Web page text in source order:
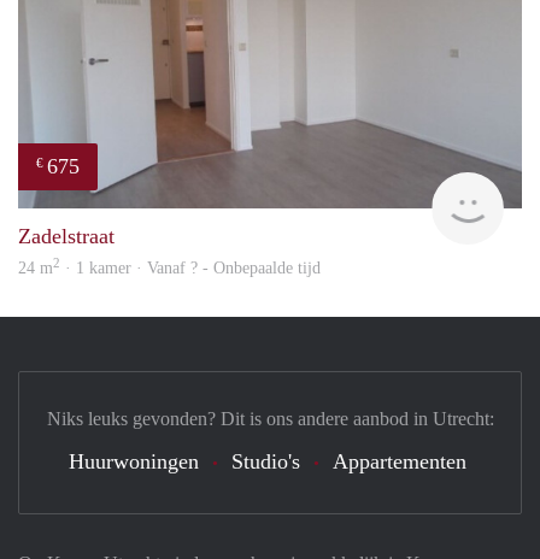
€ 675
Zadelstraat
24 m2 · 1 kamer · Vanaf ? - Onbepaalde tijd
Niks leuks gevonden? Dit is ons andere aanbod in Utrecht:
Huurwoningen Studio's Appartementen